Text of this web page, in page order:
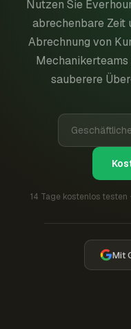
Nutzen Sie
abrechenbare Zeit
Abrechnung von
sauberere
14 Tage kostenlos testen
Mit